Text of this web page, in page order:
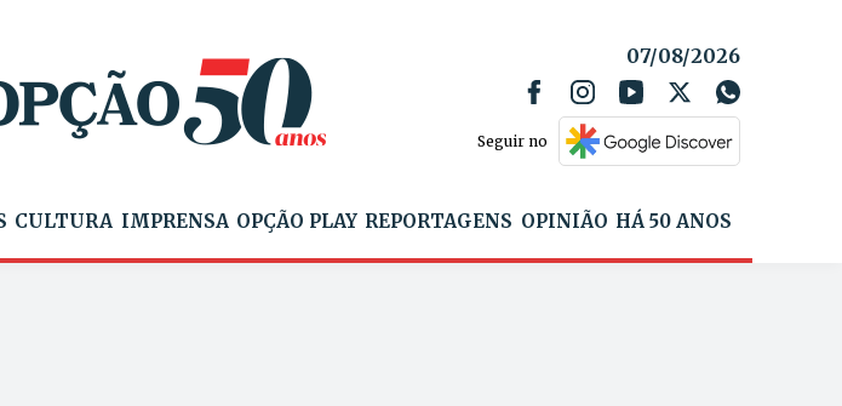
07/08/2026
Seguir no
CULTURA IMPRENSA OPÇÃO PLAY REPORTAGENS OPINIÃO HÁ 50 ANOS